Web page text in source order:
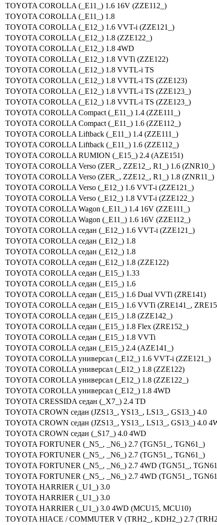
TOYOTA COROLLA (_E11_) 1.6 16V (ZZE112_)
TOYOTA COROLLA (_E11_) 1.8
TOYOTA COROLLA (_E12_) 1.6 VVT-i (ZZE121_)
TOYOTA COROLLA (_E12_) 1.8 (ZZE122_)
TOYOTA COROLLA (_E12_) 1.8 4WD
TOYOTA COROLLA (_E12_) 1.8 VVTi (ZZE122)
TOYOTA COROLLA (_E12_) 1.8 VVTL-i TS
TOYOTA COROLLA (_E12_) 1.8 VVTL-i TS (ZZE123)
TOYOTA COROLLA (_E12_) 1.8 VVTL-i TS (ZZE123_)
TOYOTA COROLLA (_E12_) 1.8 VVTL-i TS (ZZE123_)
TOYOTA COROLLA Compact (_E11_) 1.4 (ZZE111_)
TOYOTA COROLLA Compact (_E11_) 1.6 (ZZE112_)
TOYOTA COROLLA Liftback (_E11_) 1.4 (ZZE111_)
TOYOTA COROLLA Liftback (_E11_) 1.6 (ZZE112_)
TOYOTA COROLLA RUMION (_E15_) 2.4 (AZE151)
TOYOTA COROLLA Verso (ZER_, ZZE12_, R1_) 1.6 (ZNR10_)
TOYOTA COROLLA Verso (ZER_, ZZE12_, R1_) 1.8 (ZNR11_)
TOYOTA COROLLA Verso (_E12_) 1.6 VVT-i (ZZE121_)
TOYOTA COROLLA Verso (_E12_) 1.8 VVT-i (ZZE122_)
TOYOTA COROLLA Wagon (_E11_) 1.4 16V (ZZE111_)
TOYOTA COROLLA Wagon (_E11_) 1.6 16V (ZZE112_)
TOYOTA COROLLA седан (_E12_) 1.6 VVT-i (ZZE121_)
TOYOTA COROLLA седан (_E12_) 1.8
TOYOTA COROLLA седан (_E12_) 1.8
TOYOTA COROLLA седан (_E12_) 1.8 (ZZE122)
TOYOTA COROLLA седан (_E15_) 1.33
TOYOTA COROLLA седан (_E15_) 1.6
TOYOTA COROLLA седан (_E15_) 1.6 Dual VVTi (ZRE141)
TOYOTA COROLLA седан (_E15_) 1.6 VVTi (ZRE141_,
TOYOTA COROLLA седан (_E15_) 1.8 (ZZE142_)
TOYOTA COROLLA седан (_E15_) 1.8 Flex (ZRE152_)
TOYOTA COROLLA седан (_E15_) 1.8 VVTi
TOYOTA COROLLA седан (_E15_) 2.4 (AZE141_)
TOYOTA COROLLA универсал (_E12_) 1.6 VVT-i (ZZE121_)
TOYOTA COROLLA универсал (_E12_) 1.8 (ZZE122)
TOYOTA COROLLA универсал (_E12_) 1.8 (ZZE122_)
TOYOTA COROLLA универсал (_E12_) 1.8 4WD
TOYOTA CRESSIDA седан (_X7_) 2.4 TD
TOYOTA CROWN седан (JZS13_, YS13_, LS13_, GS13_) 4.0
TOYOTA CROWN седан (JZS13_, YS13_, LS13_, GS13_) 4.0
TOYOTA CROWN седан (_S17_) 4.0 4WD
TOYOTA FORTUNER (_N5_, _N6_) 2.7 (TGN51_, TGN61_)
TOYOTA FORTUNER (_N5_, _N6_) 2.7 (TGN51_, TGN61_)
TOYOTA FORTUNER (_N5_, _N6_) 2.7 4WD (TGN51_,
TOYOTA FORTUNER (_N5_, _N6_) 2.7 4WD (TGN51_,
TOYOTA HARRIER (_U1_) 3.0
TOYOTA HARRIER (_U1_) 3.0
TOYOTA HARRIER (_U1_) 3.0 4WD (MCU15, MCU10)
TOYOTA HIACE / COMMUTER V (TRH2_, KDH2_) 2.7